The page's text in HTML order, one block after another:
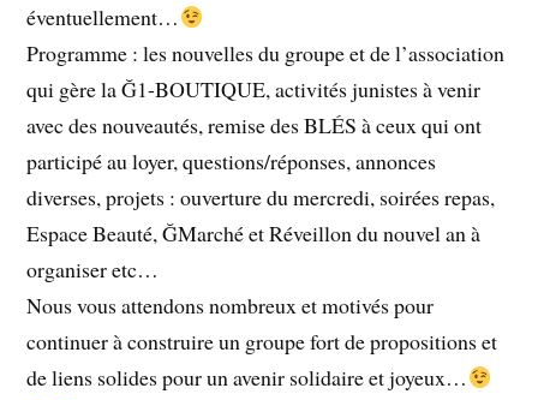
éventuellement…
Programme : les nouvelles du groupe et de l’association
qui gère la Ğ1-BOUTIQUE, activités junistes à venir
avec des nouveautés, remise des BLÉS à ceux qui ont
participé au loyer, questions/réponses, annonces
diverses, projets : ouverture du mercredi, soirées repas,
Espace Beauté, ĞMarché et Réveillon du nouvel an à
organiser etc…
Nous vous attendons nombreux et motivés pour
continuer à construire un groupe fort de propositions et
de liens solides pour un avenir solidaire et joyeux…